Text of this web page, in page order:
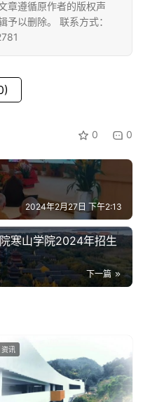
注册
章遵循原作者的版权声
予以删除。 联系方式：
0 0
2024年2月27日 下午2:13
寒山学院2024年招生
下一篇
资讯